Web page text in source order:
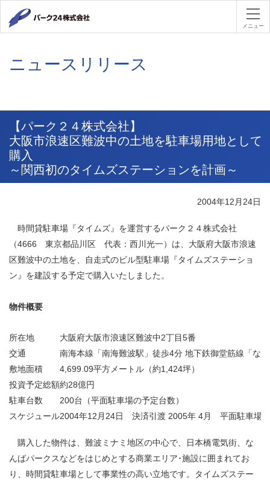
パーク２
メニュー
ニュースリリース
【パーク２４株式会社】
大阪市浪速区難波中の土地を駐車場用地として
購入
～関西初のタイムズステーションを計画～
2004年12月24日
時間貸駐車場『タイムズ』を運営するパーク２４株式会社
（4666 東京都品川区 代表：西川光一）は、大阪府大阪市浪速
区難波中の土地を、自走式のビル型駐車場『タイムズステーショ
ン』を建設する予定で購入いたしました。
物件概要
所在地
大阪府大阪市浪速区難波中2丁目5番
交通
南海本線「南海難波駅」徒歩4分 地下鉄御堂筋線「な
敷地面積
4,699.09平方メートル（約1,424坪）
投資予定総額約28億円
駐車台数
200台（平面駐車場の予定台数）
スケジュール2004年12月24日 決済引渡 2005年 4月 平面駐車場
購入した物件は、難波ミナミ地区の中心で、日本橋電気街、な
んばパークスなどをはじめとする商業エリア･施設に囲まれてお
り、時間貸駐車場として事業性の高い立地です。タイムズステー